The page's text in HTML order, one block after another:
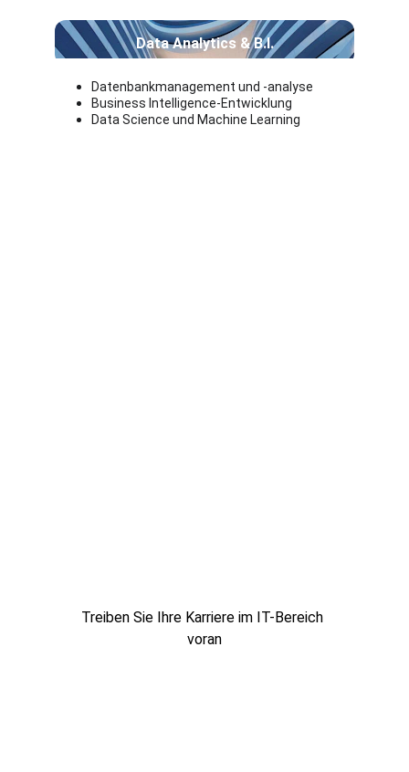
Datenbankmanagement und -analyse
Business Intelligence-Entwicklung
Data Science und Machine Learning
Data Analytics & B.I.
Treiben Sie Ihre Karriere im IT-Bereich
voran